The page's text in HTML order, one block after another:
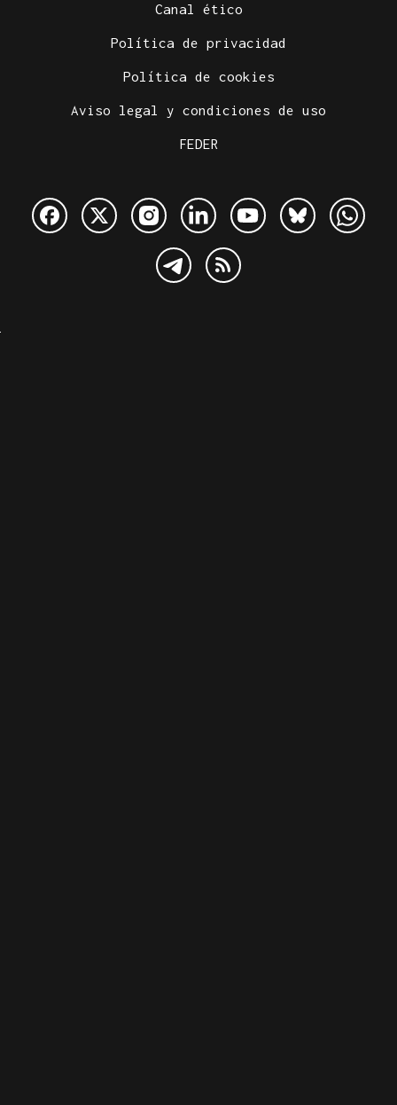
Canal ético
Política de privacidad
Política de cookies
Aviso legal y condiciones de uso
FEDER